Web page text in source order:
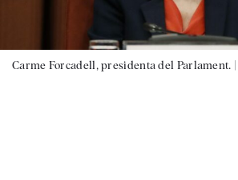
Carme Forcadell, presidenta del Parlament. |